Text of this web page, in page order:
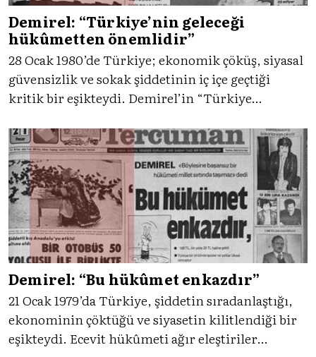
Demirel: “Türkiye’nin geleceği
hükûmetten önemlidir”
28 Ocak 1980’de Türkiye; ekonomik çöküş, siyasal
güvensizlik ve sokak şiddetinin iç içe geçtiği
kritik bir eşikteydi. Demirel’in “Türkiye
sert ekonomik tedbirler, topluma umut mu
verecek, yoksa yükü daha da mı ağırlaştıracaktı?
Demirel: “Bu hükûmet enkazdır”
21 Ocak 1979’da Türkiye, şiddetin sıradanlaştığı,
ekonominin çöktüğü ve siyasetin kilitlendiği bir
eşikteydi. Ecevit hükûmeti ağır eleştiriler